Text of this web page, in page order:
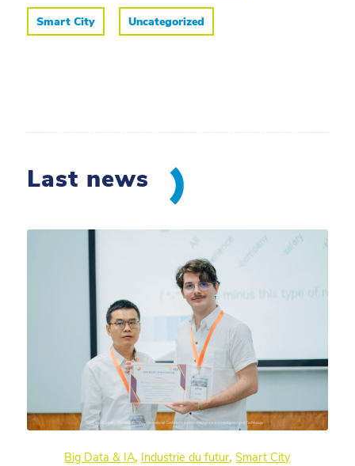
Smart City Uncategorized
Last news
Big Data & IA, Industrie du futur,Smart City